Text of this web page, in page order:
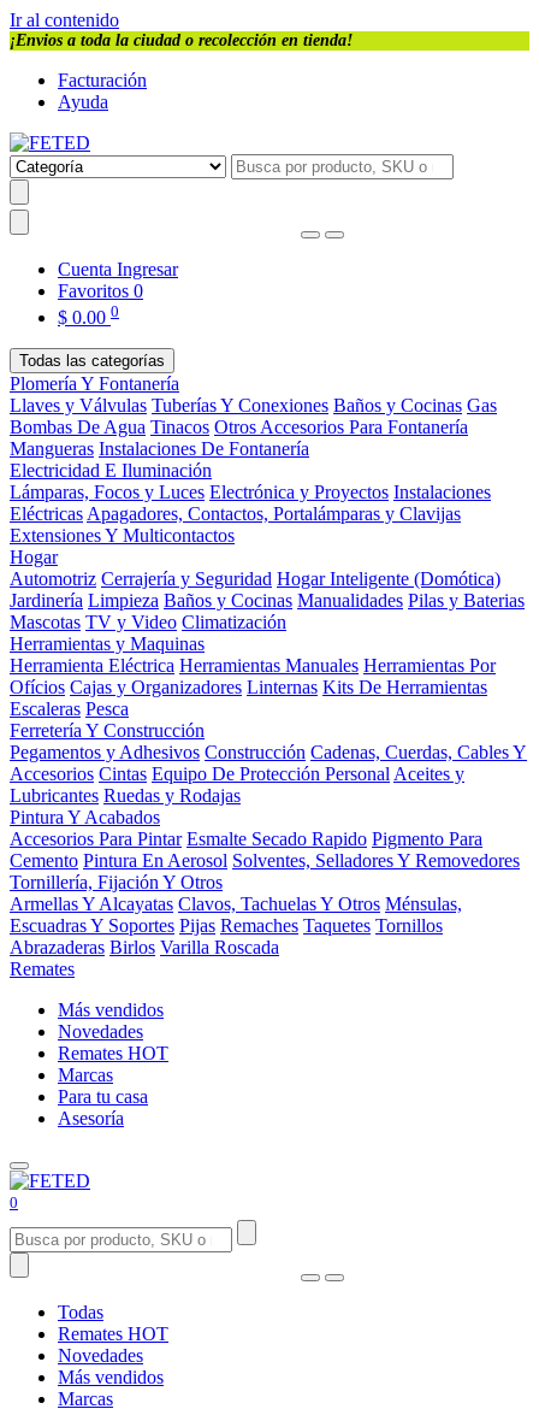
Ir al contenido
¡Envios a toda la ciudad o recolección en tienda!
Facturación
Ayuda
Cuenta Ingresar
Favoritos 0
$ 0.00 0
Todas las categorías
Plomería Y Fontanería
Llaves y Válvulas Tuberías Y Conexiones Baños y Cocinas Gas
Bombas De Agua Tinacos Otros Accesorios Para Fontanería
Mangueras Instalaciones De Fontanería
Electricidad E Iluminación
Lámparas, Focos y Luces Electrónica y Proyectos Instalaciones
Eléctricas Apagadores, Contactos, Portalámparas y Clavijas
Extensiones Y Multicontactos
Hogar
Automotriz Cerrajería y Seguridad Hogar Inteligente (Domótica)
Jardinería Limpieza Baños y Cocinas Manualidades Pilas y Baterias
Mascotas TV y Video Climatización
Herramientas y Maquinas
Herramienta Eléctrica Herramientas Manuales Herramientas Por
Ofícios Cajas y Organizadores Linternas Kits De Herramientas
Escaleras Pesca
Ferretería Y Construcción
Pegamentos y Adhesivos Construcción Cadenas, Cuerdas, Cables Y
Accesorios Cintas Equipo De Protección Personal Aceites y
Lubricantes Ruedas y Rodajas
Pintura Y Acabados
Accesorios Para Pintar Esmalte Secado Rapido Pigmento Para
Cemento Pintura En Aerosol Solventes, Selladores Y Removedores
Tornillería, Fijación Y Otros
Armellas Y Alcayatas Clavos, Tachuelas Y Otros Ménsulas,
Escuadras Y Soportes Pijas Remaches Taquetes Tornillos
Abrazaderas Birlos Varilla Roscada
Remates
Más vendidos
Novedades
Remates HOT
Marcas
Para tu casa
Asesoría
0
Todas
Remates HOT
Novedades
Más vendidos
Marcas